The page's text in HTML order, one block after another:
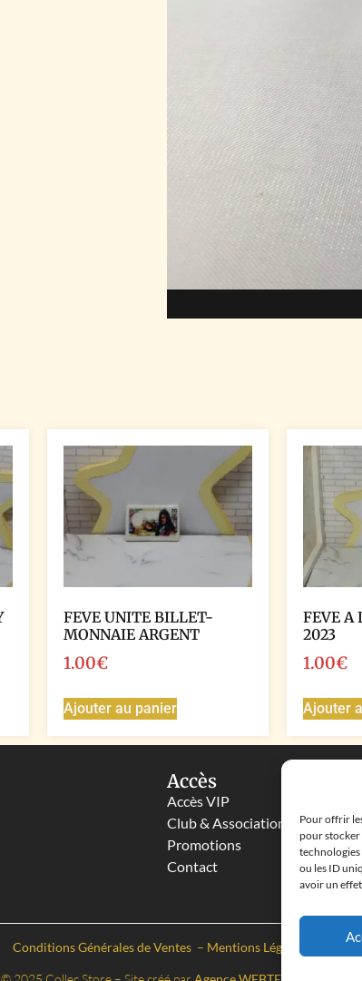
Pour offrir
pour stocker
technologies
ou les ID
avoir un
FEVE UNITE BILLET-
MONNAIE ARGENT
1.00€
Ajouter au panier
FEVE A
2023
1.00€
Ajouter
Accès
Accès VIP
Club & Associations
Promotions
Contact
Conditions Générales de Ventes – Mentions Légales